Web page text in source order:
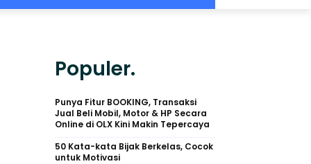
Populer.
Punya Fitur BOOKING, Transaksi
Jual Beli Mobil, Motor & HP Secara
Online di OLX Kini Makin Tepercaya
50 Kata-kata Bijak Berkelas, Cocok
untuk Motivasi